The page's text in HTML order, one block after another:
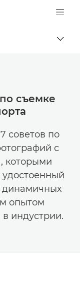
Logo, back to
съемке
советов по
с
которыми
динамичных
опытом
индустрии.